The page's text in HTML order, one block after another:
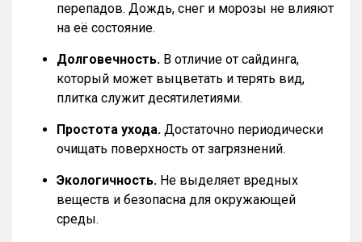
перепадов. Дождь, снег и морозы не влияют
на её состояние.
Долговечность. В отличие от сайдинга,
который может выцветать и терять вид,
плитка служит десятилетиями.
Простота ухода. Достаточно периодически
очищать поверхность от загрязнений.
Экологичность. Не выделяет вредных
веществ и безопасна для окружающей
среды.